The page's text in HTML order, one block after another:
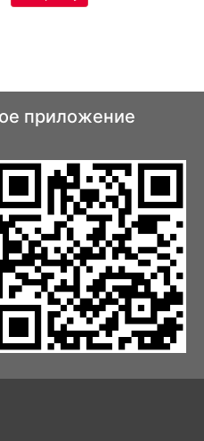
приложение